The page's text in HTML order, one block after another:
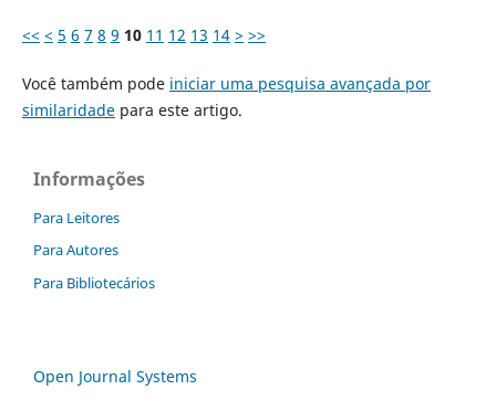
<< < 5 6 7 8 9 10 11 12 13 14 > >>
Você também pode iniciar uma pesquisa avançada por
similaridadepara este artigo.
Informações
Para Leitores
Para Autores
Para Bibliotecários
Open Journal Systems